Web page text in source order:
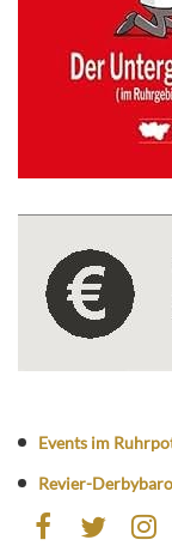
Events im
Revier-